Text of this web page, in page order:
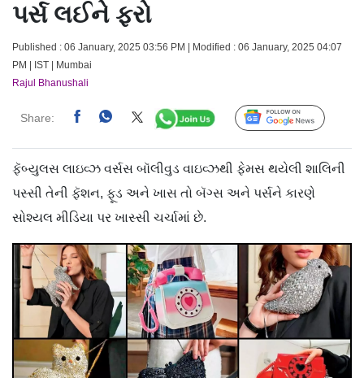
પર્સ લઈને ફરો
Published : 06 January, 2025 03:56 PM | Modified : 06 January, 2025 04:07
PM | IST | Mumbai
Rajul Bhanushali
Share: Follow Us
ફૅબ્યુલસ લાઇવ્ઝ વર્સસ બૉલીવુડ વાઇવ્ઝથી ફેમસ થયેલી શાલિની
પસ્સી તેની ફૅશન, ફૂડ અને ખાસ તો બૅગ્સ અને પર્સને કારણે
સોશ્યલ મીડિયા પર ખાસ્સી ચર્ચામાં છે.